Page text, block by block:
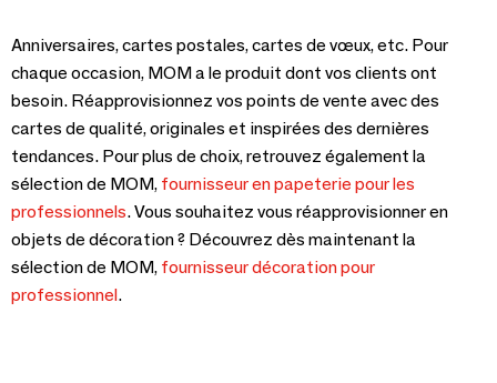
Anniversaires, cartes postales, cartes de vœux, etc. Pour
chaque occasion, MOM a le produit dont vos clients ont
besoin. Réapprovisionnez vos points de vente avec des
cartes de qualité, originales et inspirées des dernières
tendances. Pour plus de choix, retrouvez également la
sélection de MOM, fournisseur en papeterie pour les
professionnels. Vous souhaitez vous réapprovisionner en
objets de décoration ? Découvrez dès maintenant la
sélection de MOM, fournisseur décoration pour
professionnel.